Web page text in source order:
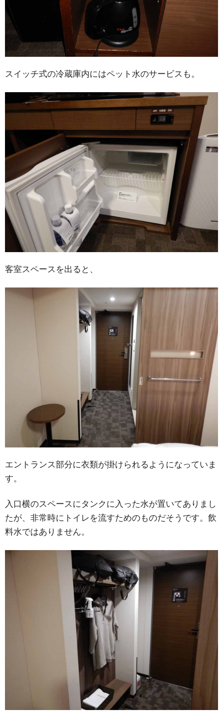
スイッチ式の冷蔵庫内にはペット水のサービスも。
客室スペースを出ると、
エントランス部分に衣類が掛けられるようになっていま
す。
入口横のスペースにタンクに入った水が置いてありまし
たが、非常時にトイレを流すためのものだそうです。飲
料水ではありません。